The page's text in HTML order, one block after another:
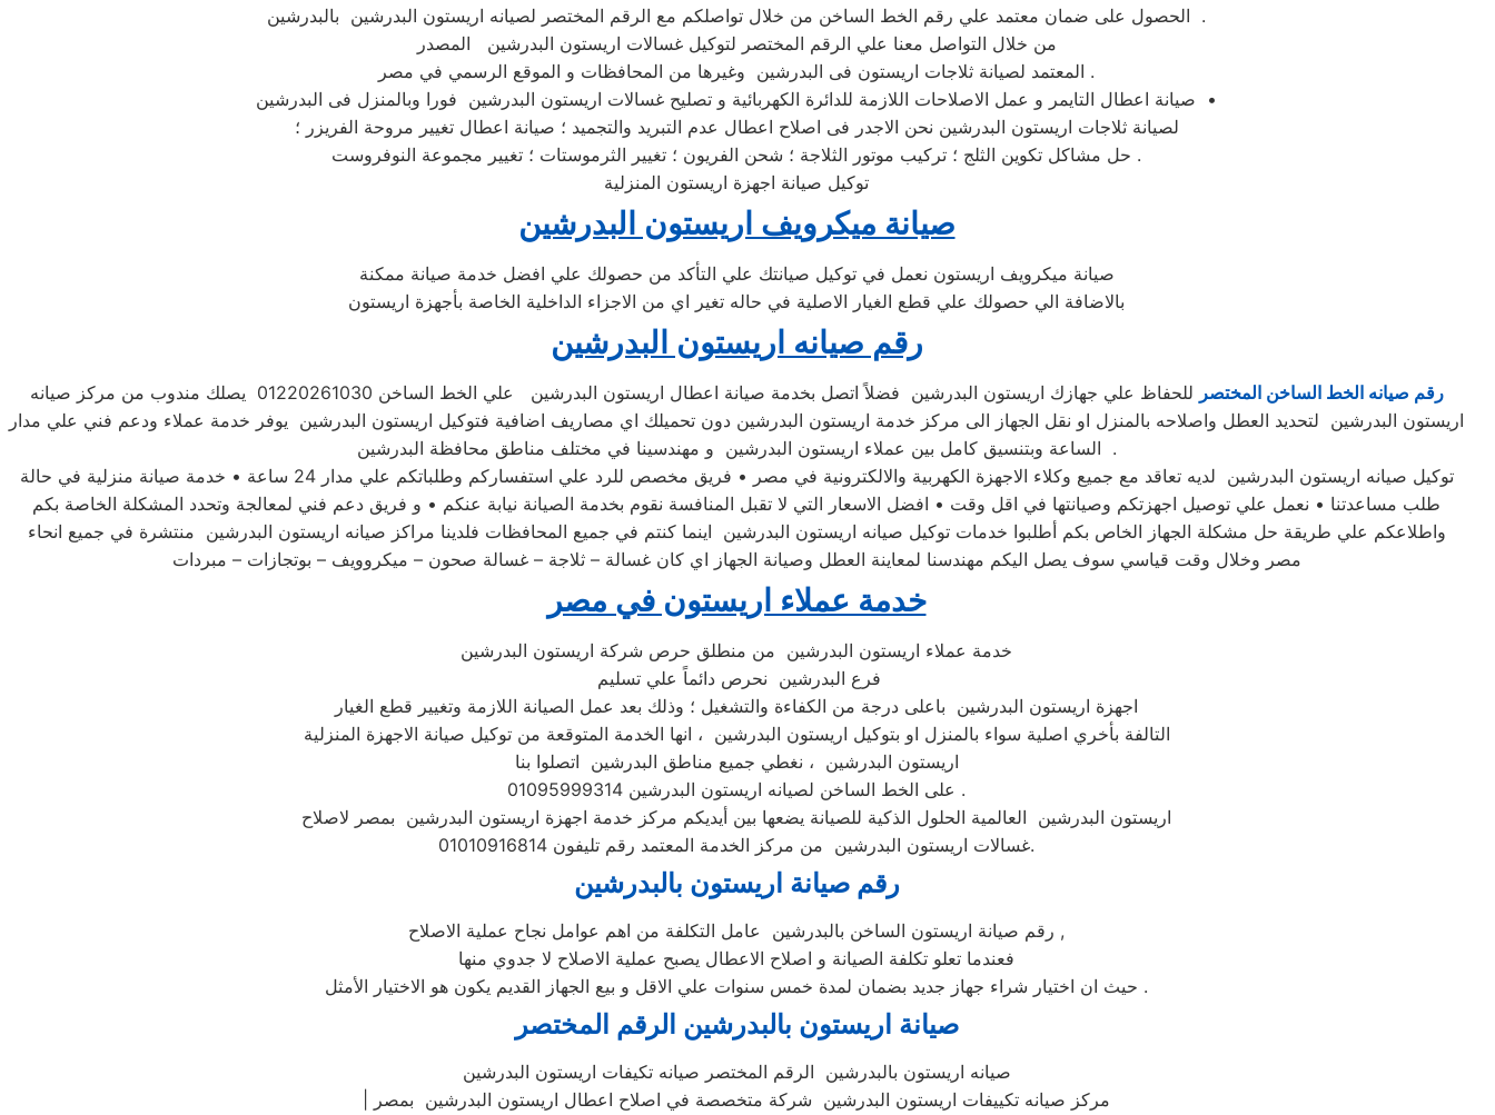
الحصول على ضمان معتمد علي رقم الخط الساخن من خلال تواصلكم مع الرقم المختصر لصيانه اريستون البدرشين بالبدرشين .
من خلال التواصل معنا علي الرقم المختصر لتوكيل غسالات اريستون البدرشين المصدر
المعتمد لصيانة ثلاجات اريستون فى البدرشين وغيرها من المحافظات و الموقع الرسمي في مصر .
صيانة اعطال التايمر و عمل الاصلاحات اللازمة للدائرة الكهربائية و تصليح غسالات اريستون البدرشين فورا وبالمنزل فى البدرشين •
لصيانة ثلاجات اريستون البدرشين نحن الاجدر فى اصلاح اعطال عدم التبريد والتجميد ؛ صيانة اعطال تغيير مروحة الفريزر ؛
حل مشاكل تكوين الثلج ؛ تركيب موتور الثلاجة ؛ شحن الفريون ؛ تغيير الثرموستات ؛ تغيير مجموعة النوفروست .
توكيل صيانة اجهزة اريستون المنزلية
صيانة ميكرويف اريستون البدرشين
صيانة ميكرويف اريستون نعمل في توكيل صيانتك علي التأكد من حصولك علي افضل خدمة صيانة ممكنة
بالاضافة الي حصولك علي قطع الغيار الاصلية في حاله تغير اي من الاجزاء الداخلية الخاصة بأجهزة اريستون
رقم صيانه اريستون البدرشين
رقم صيانه الخط الساخن المختصر
للحفاظ علي جهازك اريستون البدرشين فضلاً اتصل بخدمة صيانة اعطال اريستون البدرشين علي الخط الساخن 01220261030 يصلك مندوب من مركز صيانه
اريستون البدرشين لتحديد العطل واصلاحه بالمنزل او نقل الجهاز الى مركز خدمة اريستون البدرشين دون تحميلك اي مصاريف اضافية فتوكيل اريستون البدرشين يوفر خدمة عملاء ودعم فني علي مدار
الساعة وبتنسيق كامل بين عملاء اريستون البدرشين و مهندسينا في مختلف مناطق محافظة البدرشين .
توكيل صيانه اريستون البدرشين لديه تعاقد مع جميع وكلاء الاجهزة الكهربية والالكترونية في مصر • فريق مخصص للرد علي استفساركم وطلباتكم علي مدار 24 ساعة • خدمة صيانة منزلية في حالة
طلب مساعدتنا • نعمل علي توصيل اجهزتكم وصيانتها في اقل وقت • افضل الاسعار التي لا تقبل المنافسة نقوم بخدمة الصيانة نيابة عنكم • و فريق دعم فني لمعالجة وتحدد المشكلة الخاصة بكم
واطلاعكم علي طريقة حل مشكلة الجهاز الخاص بكم أطلبوا خدمات توكيل صيانه اريستون البدرشين اينما كنتم في جميع المحافظات فلدينا مراكز صيانه اريستون البدرشين منتشرة في جميع انحاء
مصر وخلال وقت قياسي سوف يصل اليكم مهندسنا لمعاينة العطل وصيانة الجهاز اي كان غسالة – ثلاجة – غسالة صحون – ميكروويف – بوتجازات – مبردات
خدمة عملاء اريستون في مصر
خدمة عملاء اريستون البدرشين من منطلق حرص شركة اريستون البدرشين
فرع البدرشين نحرص دائماً علي تسليم
اجهزة اريستون البدرشين باعلى درجة من الكفاءة والتشغيل ؛ وذلك بعد عمل الصيانة اللازمة وتغيير قطع الغيار
التالفة بأخري اصلية سواء بالمنزل او بتوكيل اريستون البدرشين ، انها الخدمة المتوقعة من توكيل صيانة الاجهزة المنزلية
اريستون البدرشين ، نغطي جميع مناطق البدرشين اتصلوا بنا
على الخط الساخن لصيانه اريستون البدرشين 01095999314 .
اريستون البدرشين العالمية الحلول الذكية للصيانة يضعها بين أيديكم مركز خدمة اجهزة اريستون البدرشين بمصر لاصلاح
غسالات اريستون البدرشين من مركز الخدمة المعتمد رقم تليفون 01010916814.
رقم صيانة اريستون بالبدرشين
رقم صيانة اريستون الساخن بالبدرشين عامل التكلفة من اهم عوامل نجاح عملية الاصلاح ,
فعندما تعلو تكلفة الصيانة و اصلاح الاعطال يصبح عملية الاصلاح لا جدوي منها
حيث ان اختيار شراء جهاز جديد بضمان لمدة خمس سنوات علي الاقل و بيع الجهاز القديم يكون هو الاختيار الأمثل .
صيانة اريستون بالبدرشين الرقم المختصر
صيانه اريستون بالبدرشين الرقم المختصر صيانه تكيفات اريستون البدرشين
| مركز صيانه تكييفات اريستون البدرشين شركة متخصصة في اصلاح اعطال اريستون البدرشين بمصر